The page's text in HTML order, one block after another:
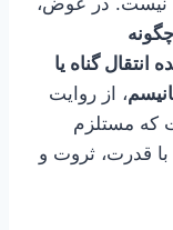
گناه یا
، از روایت
که مستلزم
قدرت، ثروت و